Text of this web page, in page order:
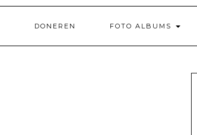
DONEREN FOTO ALBUMS